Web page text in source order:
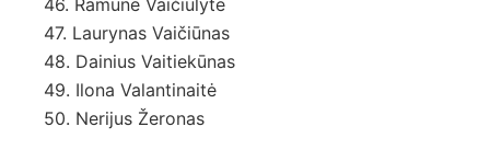
46. Ramunė Vaičiulytė
47. Laurynas Vaičiūnas
48. Dainius Vaitiekūnas
49. Ilona Valantinaitė
50. Nerijus Žeronas